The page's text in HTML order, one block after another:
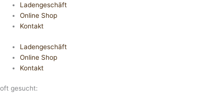
Ladengeschäft
Online Shop
Kontakt
Ladengeschäft
Online Shop
Kontakt
oft gesucht: